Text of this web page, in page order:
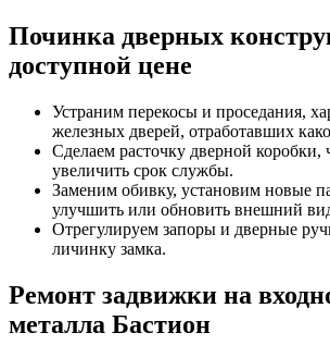
Починка дверных
доступной цене
Устраним перекосы и проседания,
железных дверей, отработавших
Сделаем расточку дверной коробки,
увеличить срок службы.
Заменим обивку, установим новые
улучшить или обновить внешний
Отрегулируем запоры и дверные
личинку замка.
Ремонт задвижки на
металла Бастион